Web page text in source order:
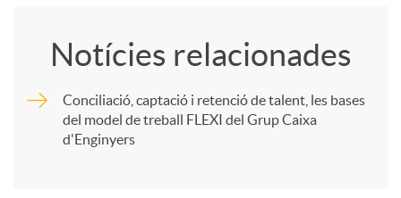
Notícies relacionades
Conciliació, captació i retenció de talent, les bases
del model de treball FLEXI del Grup Caixa
d'Enginyers